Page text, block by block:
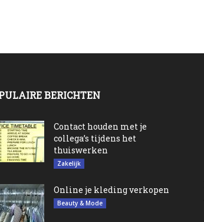
BERICHTEN
Contact houden met je
collega’s tijdens het
thuiswerken
Zakelijk
Online je kleding verkopen
Beauty & Mode